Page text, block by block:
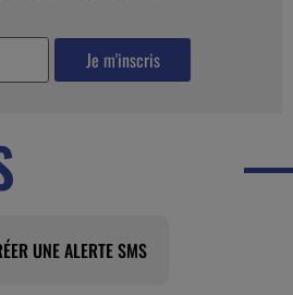
UNE ALERTE SMS